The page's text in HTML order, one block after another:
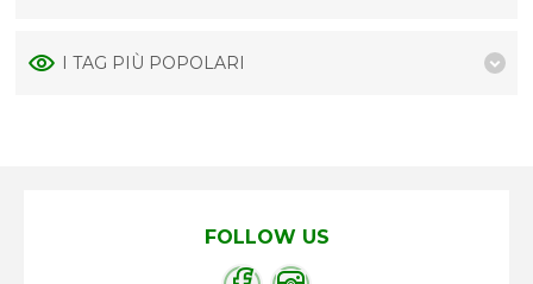
I TAG PIÙ POPOLARI
FOLLOW US